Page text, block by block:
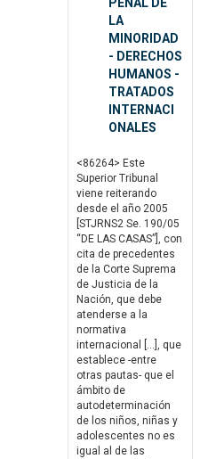
PENAL DE
LA
MINORIDAD
- DERECHOS
HUMANOS -
TRATADOS
INTERNACI
ONALES
<86264> Este
Superior Tribunal
viene reiterando
desde el año 2005
[STJRNS2 Se. 190/05
“DE LAS CASAS”], con
cita de precedentes
de la Corte Suprema
de Justicia de la
Nación, que debe
atenderse a la
normativa
internacional […], que
establece -entre
otras pautas- que el
ámbito de
autodeterminación
de los niños, niñas y
adolescentes no es
igual al de las